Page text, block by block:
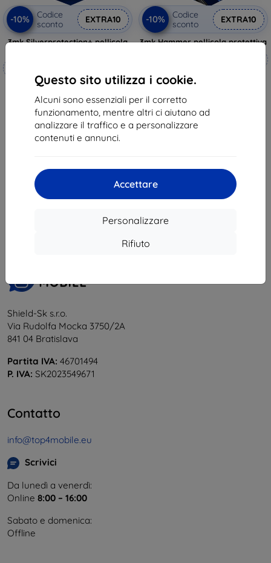
Questo sito utilizza i cookie.
Alcuni sono essenziali per il corretto
funzionamento, mentre altri ci aiutano ad
analizzare il traffico e a personalizzare
contenuti e annunci.
Accettare
Personalizzare
Rifiuto
-10%
Codice
sconto
EXTRA10
3mk Silverprotection+ pellicola
19,90 €
17,91 €
In magazzino > 5 pz
-10%
Codice
sconto
EXTRA10
3mk Hammer pellicola protettiva
20,90 €
18,81 €
In magazzino 4 pz
del totale
Shield-Sk s.r.o.
Via Rudolfa Mocka 3750/2A
841 04 Bratislava
Partita IVA: 46701494
P. IVA: SK2023549671
Contatto
info@top4mobile.eu
Scrivici
Da lunedì a venerdì:
Online 8:00 – 16:00
Sabato e domenica:
Offline